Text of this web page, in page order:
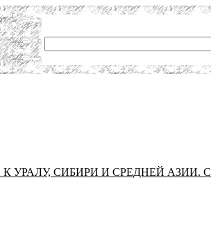
СИБИРИ И СРЕДНЕЙ АЗИИ.